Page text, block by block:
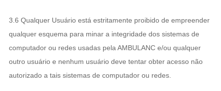
3.6 Qualquer Usuário está estritamente proibido de empreender
qualquer esquema para minar a integridade dos sistemas de
computador ou redes usadas pela AMBULANC e/ou qualquer
outro usuário e nenhum usuário deve tentar obter acesso não
autorizado a tais sistemas de computador ou redes.